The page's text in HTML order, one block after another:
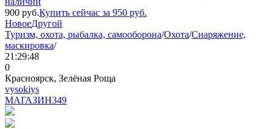
900 руб.Купить сейчас за 950 руб.
НовоеДругой
Туризм, охота, рыбалка, самооборона/Охота/Снаряжение,
маскировка/
21:29:48
0
Красноярск, Зелёная Роща
vysokiys
МАГАЗИН349